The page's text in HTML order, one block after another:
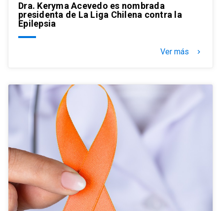
Dra. Keryma Acevedo es nombrada
presidenta de La Liga Chilena contra la
Epilepsia
Ver más keyboard_arrow_right